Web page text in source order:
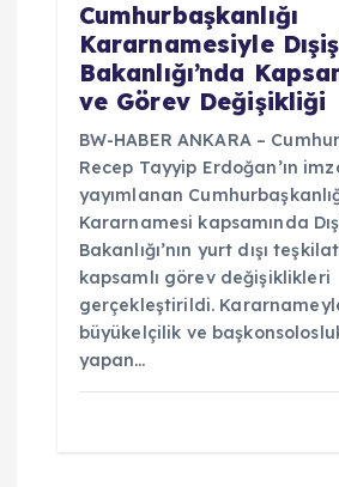
Cumhurbaşkanlığı
Kararnamesiyle
Bakanlığı’nda
ve Görev Değişikliği
BW-HABER ANKARA –
Recep Tayyip Erdoğan’ın
yayımlanan
Kararnamesi kapsamında
Bakanlığı’nın yurt dışı
kapsamlı görev değişiklikleri
gerçekleştirildi.
büyükelçilik ve
yapan…